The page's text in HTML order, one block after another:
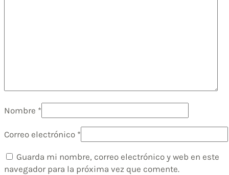
Nombre *
Correo electrónico *
Guarda mi nombre, correo electrónico y web en este
navegador para la próxima vez que comente.